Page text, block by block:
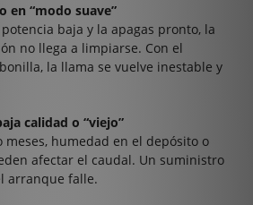
en “modo suave”
baja y la apagas pronto, la
no llega a limpiarse. Con el
la llama se vuelve inestable y
calidad o “viejo”
meses, humedad en el depósito o
afectar el caudal. Un suministro
arranque falle.